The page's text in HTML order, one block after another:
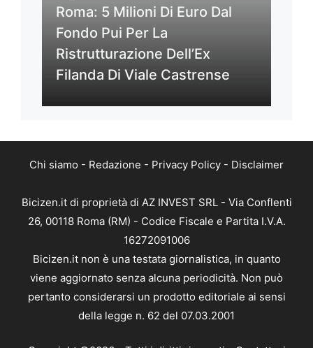
Roma: 5 Milioni Di Euro Dal
Fondo Pui Per La
Ristrutturazione Dell’Ex
Filanda Di Viale Castrense
Chi siamo - Redazione - Privacy Policy - Disclaimer
Bicizen.it di proprietà di AZ INVEST SRL - Via Conflenti
26, 00118 Roma (RM) - Codice Fiscale e Partita I.V.A.
16272091006
Bicizen.it non è una testata giornalistica, in quanto
viene aggiornato senza alcuna periodicità. Non può
pertanto considerarsi un prodotto editoriale ai sensi
della legge n. 62 del 07.03.2001